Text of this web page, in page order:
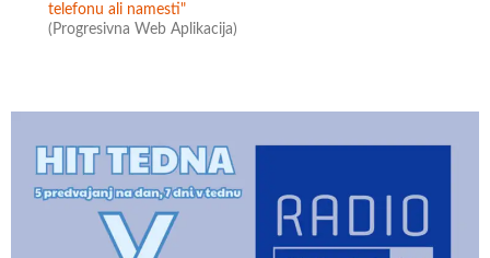
telefonu ali namesti"
(Progresivna Web Aplikacija)